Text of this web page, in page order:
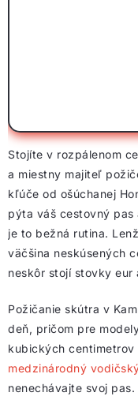
Stojíte v rozpálenom
a miestny majiteľ
kľúče od ošúchanej
pýta váš cestovný
je to bežná rutina.
väčšina neskúsených
neskôr stojí stovky eur
Požičanie skútra v
deň, pričom pre
kubických
medzinárodný
nenechávajte svoj